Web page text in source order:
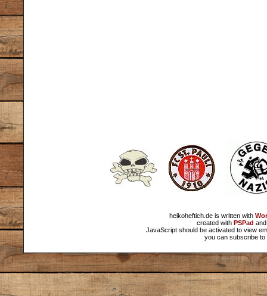
heikoheftich.de is written with
created with PSPad
JavaScript should be activated to view
you can subscribe